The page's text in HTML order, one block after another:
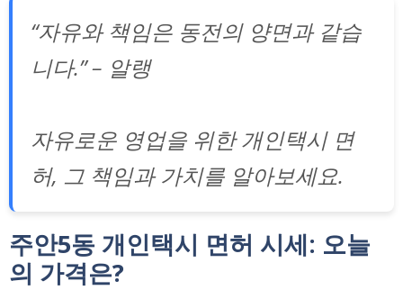
“자유와 책임은 동전의 양면과 같습
니다.” – 알랭
자유로운 영업을 위한 개인택시 면
허, 그 책임과 가치를 알아보세요.
주안5동 개인택시 면허 시세: 오늘
의 가격은?